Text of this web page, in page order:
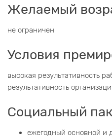
Желаемый
не ограничен
Условия
высокая результативность
результативность
Социальный
ежегодный основной и